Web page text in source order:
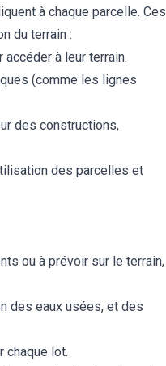
à chaque parcelle. Ces
du terrain :
à leur terrain.
(comme les lignes
des constructions,
des parcelles et
ou à prévoir sur le terrain,
des eaux usées, et des
chaque lot.